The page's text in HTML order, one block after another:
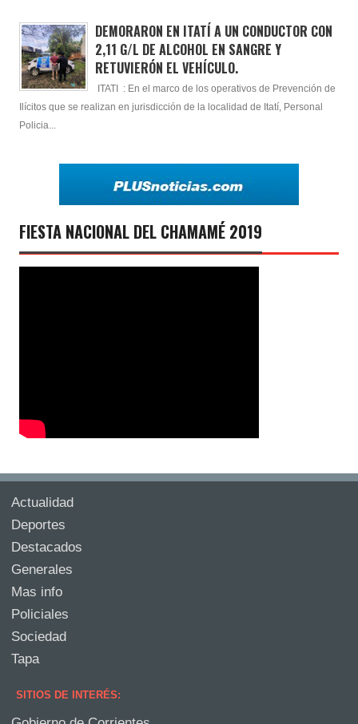
DEMORARON EN ITATÍ A UN CONDUCTOR CON
2,11 G/L DE ALCOHOL EN SANGRE Y
RETUVIERÓN EL VEHÍCULO.
ITATI : En el marco de los operativos de Prevención de
Ilícitos que se realizan en jurisdicción de la localidad de Itatí, Personal
Policia...
FIESTA NACIONAL DEL CHAMAMÉ 2019
Actualidad
Deportes
Destacados
Generales
Mas info
Policiales
Sociedad
Tapa
SITIOS DE INTERÉS: